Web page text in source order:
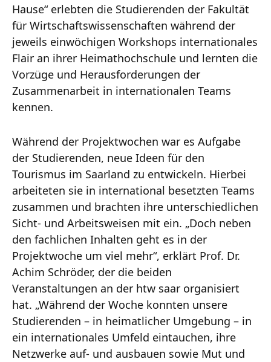
Hause“ erlebten die Studierenden der Fakultät
für Wirtschaftswissenschaften während der
jeweils einwöchigen Workshops internationales
Flair an ihrer Heimathochschule und lernten die
Vorzüge und Herausforderungen der
Zusammenarbeit in internationalen Teams
kennen.
Während der Projektwochen war es Aufgabe
der Studierenden, neue Ideen für den
Tourismus im Saarland zu entwickeln. Hierbei
arbeiteten sie in international besetzten Teams
zusammen und brachten ihre unterschiedlichen
Sicht- und Arbeitsweisen mit ein. „Doch neben
den fachlichen Inhalten geht es in der
Projektwoche um viel mehr“, erklärt Prof. Dr.
Achim Schröder, der die beiden
Veranstaltungen an der htw saar organisiert
hat. „Während der Woche konnten unsere
Studierenden – in heimatlicher Umgebung – in
ein internationales Umfeld eintauchen, ihre
Netzwerke auf‐ und ausbauen sowie Mut und